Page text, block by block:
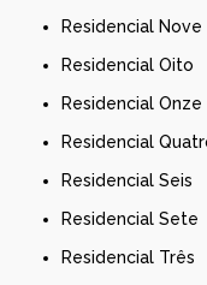
Residencial Nove
Residencial Oito
Residencial Onze
Residencial
Residencial Seis
Residencial Sete
Residencial Três